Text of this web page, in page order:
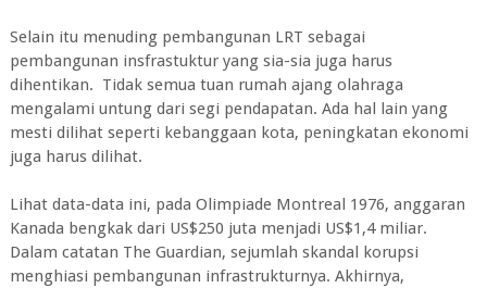
Selain itu menuding pembangunan LRT sebagai
pembangunan insfrastuktur yang sia-sia juga harus
dihentikan. Tidak semua tuan rumah ajang olahraga
mengalami untung dari segi pendapatan. Ada hal lain yang
mesti dilihat seperti kebanggaan kota, peningkatan ekonomi
juga harus dilihat.
Lihat data-data ini, pada Olimpiade Montreal 1976, anggaran
Kanada bengkak dari US$250 juta menjadi US$1,4 miliar.
Dalam catatan The Guardian, sejumlah skandal korupsi
menghiasi pembangunan infrastrukturnya. Akhirnya,